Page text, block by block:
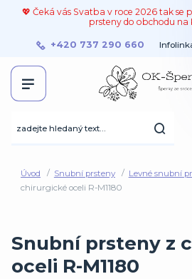
💖 Čeká vás Svatba v roce 2026 tak se
prsteny do obchodu na
+420 737 290 660
Úvod Snubní prsteny Levné snubní
chirurgické oceli R-M1180
Snubní prsteny z
oceli R-M1180